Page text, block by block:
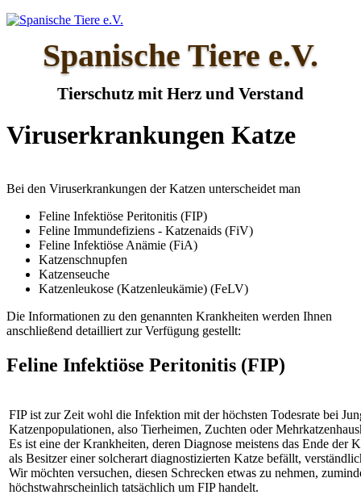
Spanische Tiere e.V.
Tierschutz mit Herz und Verstand
Viruserkrankungen Katze
Bei den Viruserkrankungen der Katzen unterscheidet man
Feline Infektiöse Peritonitis (FIP)
Feline Immundefiziens - Katzenaids (FiV)
Feline Infektiöse Anämie (FiA)
Katzenschnupfen
Katzenseuche
Katzenleukose (Katzenleukämie) (FeLV)
Die Informationen zu den genannten Krankheiten werden Ihnen
anschließend detailliert zur Verfügung gestellt:
Feline Infektiöse Peritonitis (FIP)
FIP ist zur Zeit wohl die Infektion mit der höchsten Todesrate bei
Katzenpopulationen, also Tierheimen, Zuchten oder
Es ist eine der Krankheiten, deren Diagnose meistens das Ende der
als Besitzer einer solcherart diagnostizierten Katze befällt,
Wir möchten versuchen, diesen Schrecken etwas zu nehmen,
höchstwahrscheinlich tatsächlich um FIP handelt.